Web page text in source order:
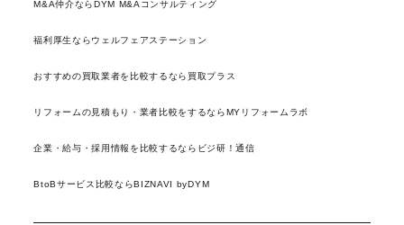
M&A仲介ならDYM M&Aコンサルティング
福利厚生ならウェルフェアステーション
おすすめの買取業者を比較するなら買取プラス
リフォームの見積もり・業者比較をするならMYリフォームラボ
企業・給与・採用情報を比較するならビジ研！通信
BtoBサービス比較ならBIZNAVI byDYM